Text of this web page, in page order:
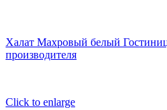
Халат Махровый белый
производителя
Click to enlarge